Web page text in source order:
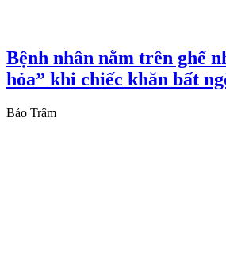
Bệnh nhân nằm trên ghế
hỏa” khi chiếc khăn bất
Bảo Trâm